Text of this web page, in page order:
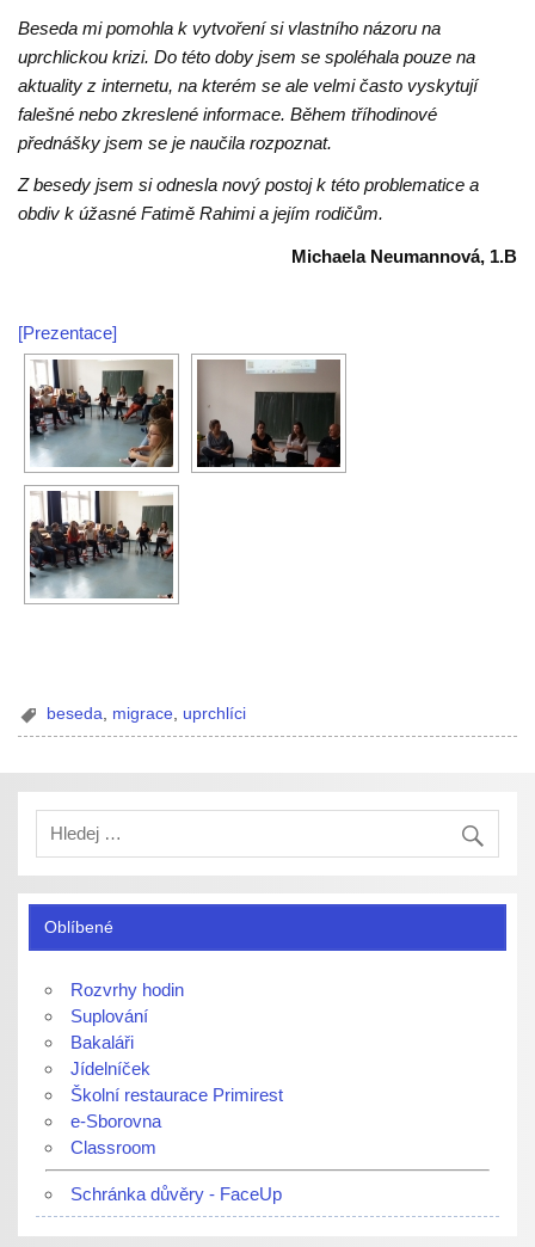
Beseda mi pomohla k vytvoření si vlastního názoru na
uprchlickou krizi. Do této doby jsem se spoléhala pouze na
aktuality z internetu, na kterém se ale velmi často vyskytují
falešné nebo zkreslené informace. Během tříhodinové
přednášky jsem se je naučila rozpoznat.
Z besedy jsem si odnesla nový postoj k této problematice a
obdiv k úžasné Fatimě Rahimi a jejím rodičům.
Michaela Neumannová, 1.B
[Prezentace]
beseda, migrace, uprchlíci
Oblíbené
Rozvrhy hodin
Suplování
Bakaláři
Jídelníček
Školní restaurace Primirest
e-Sborovna
Classroom
Schránka důvěry - FaceUp